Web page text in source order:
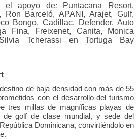
el apoyo de: Puntacana Resort,
Ron Barceló, APANI, Arajet, Gulf,
Bongo, Cadillac, Defender, Auto
Fina, Freixenet, Canita, Monica
Tcherassi en Tortuga Bay
de baja densidad con más de 55
con el desarrollo del turismo
tres millas de magníficas playas de
de golf de clase mundial, y sede del
Dominicana, convirtiéndolo en